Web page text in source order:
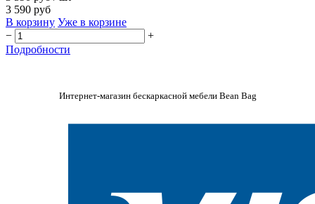
3 590 руб
В корзину Уже в корзине
−
+
Подробности
Интернет-магазин бескаркасной мебели Bean Bag